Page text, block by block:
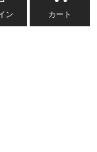
ン カート